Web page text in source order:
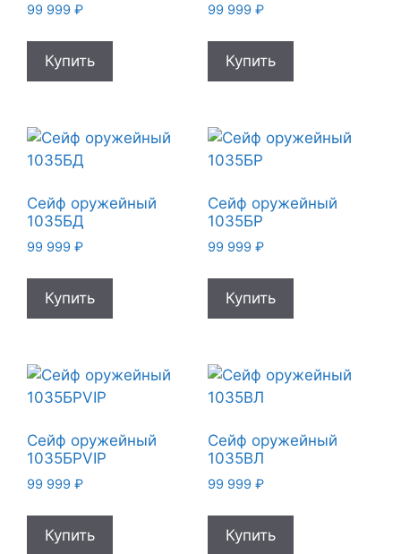
99 999 ₽
Купить
99 999 ₽
Купить
Сейф оружейный
1035БД
99 999 ₽
Купить
Сейф оружейный
1035БР
99 999 ₽
Купить
Сейф оружейный
1035БРVIP
99 999 ₽
Купить
Сейф оружейный
1035ВЛ
99 999 ₽
Купить